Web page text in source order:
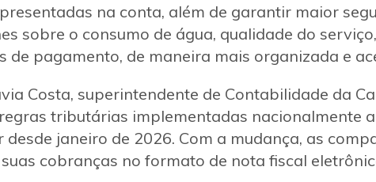
na conta, além de garantir maior
sobre o consumo de água, qualidade do
de pagamento, de maneira mais organizada e
Costa, superintendente de Contabilidade da
tributárias implementadas nacionalmente
desde janeiro de 2026. Com a mudança, as
cobranças no formato de nota fiscal